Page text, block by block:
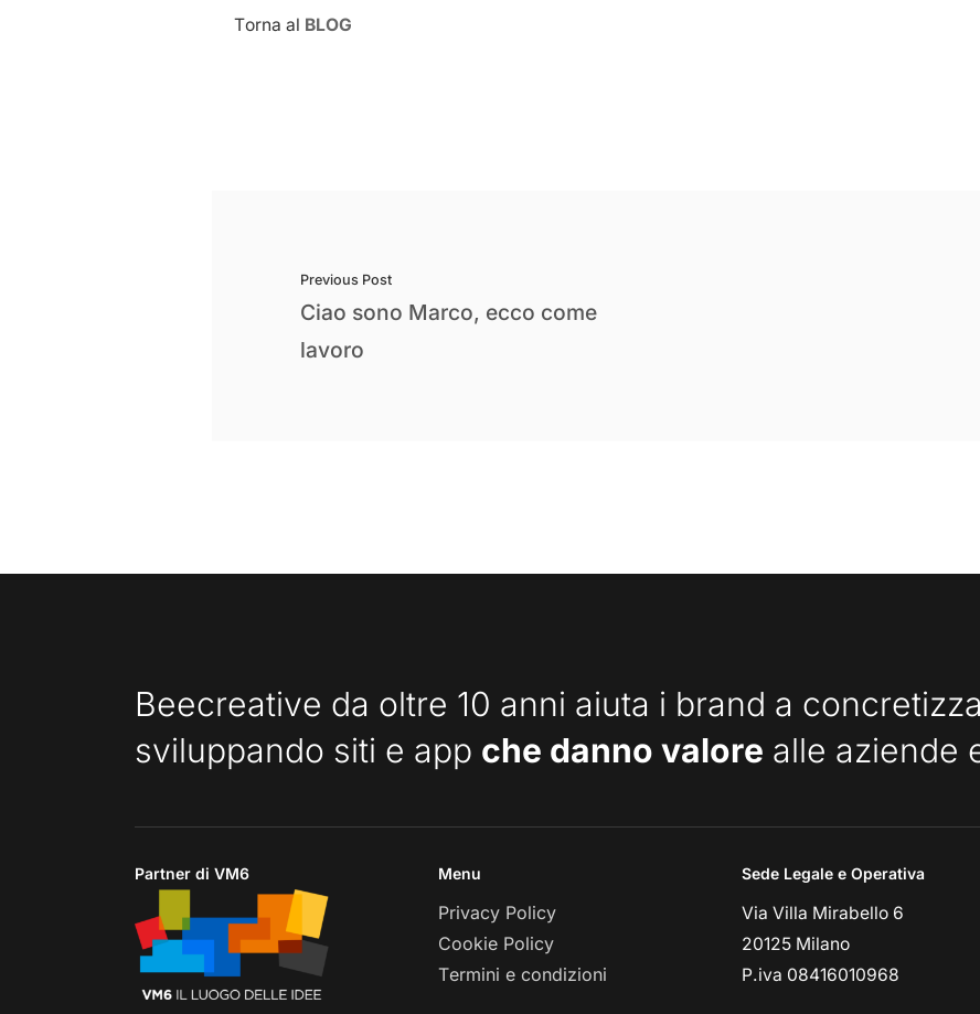
Torna al BLOG
Previous Post
Ciao sono Marco, ecco come
lavoro
Beecreative da oltre 10 anni aiuta i brand a
sviluppando siti e app che danno valore alle aziende
Partner di VM6 Menu
Privacy Policy
Cookie Policy
Termini e condizioni
Sede Legale e Operativa
Via Villa Mirabello 6
20125 Milano
P.iva 08416010968